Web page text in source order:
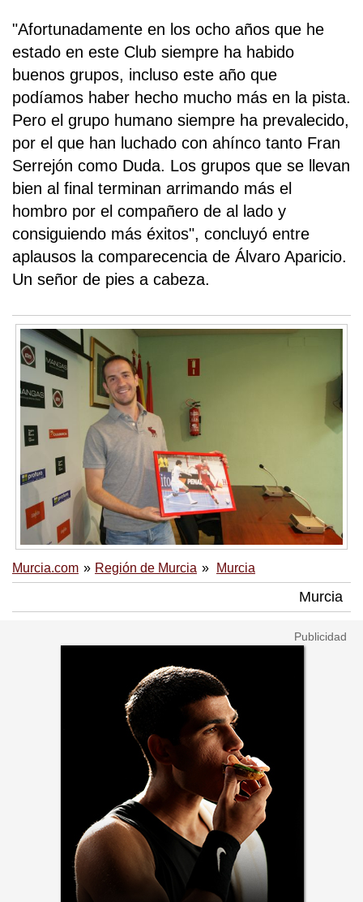
"Afortunadamente en los ocho años que he
estado en este Club siempre ha habido
buenos grupos, incluso este año que
podíamos haber hecho mucho más en la pista.
Pero el grupo humano siempre ha prevalecido,
por el que han luchado con ahínco tanto Fran
Serrejón como Duda. Los grupos que se llevan
bien al final terminan arrimando más el
hombro por el compañero de al lado y
consiguiendo más éxitos", concluyó entre
aplausos la comparecencia de Álvaro Aparicio.
Un señor de pies a cabeza.
Murcia.com Región de Murcia Murcia
Murcia